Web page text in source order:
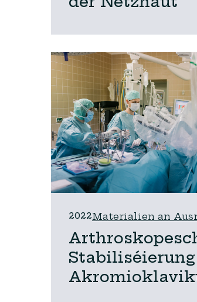
2022Materialien an